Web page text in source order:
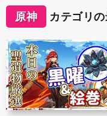
原神 カテゴリ